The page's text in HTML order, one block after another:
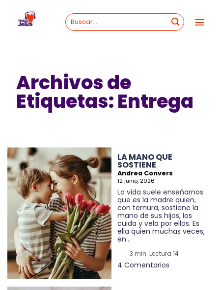
content
Archivos de
Etiquetas:Entrega
LA MANO QUE
SOSTIENE
Andrea Convers
12 junio, 2026
La vida suele enseñarnos
que es la madre quien,
con ternura, sostiene la
mano de sus hijos, los
cuida y vela por ellos. Es
ella quien muchas veces,
en...
3 min. Lectura 14
4 Comentarios